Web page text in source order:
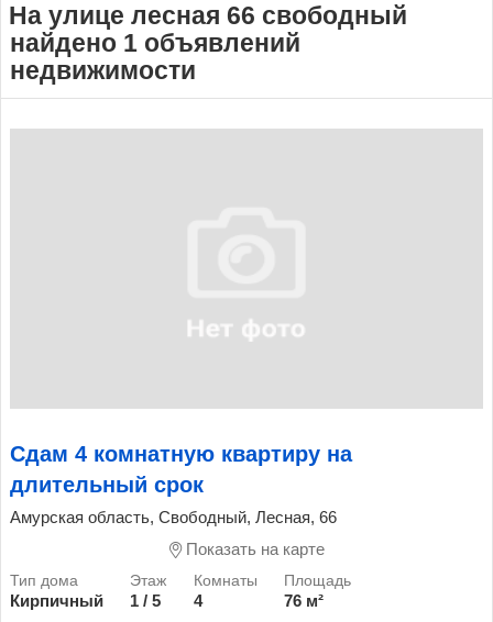
На улице лесная 66 свободный
найдено 1 объявлений
недвижимости
Сдам 4 комнатную квартиру на
длительный срок
Амурская область, Свободный, Лесная, 66
Показать на карте
Кирпичный 1 / 5 4
76 м²